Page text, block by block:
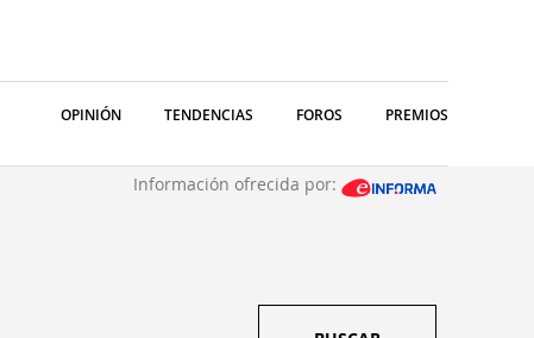
OPINIÓN TENDENCIAS FOROS PREMIOS
Información ofrecida por: